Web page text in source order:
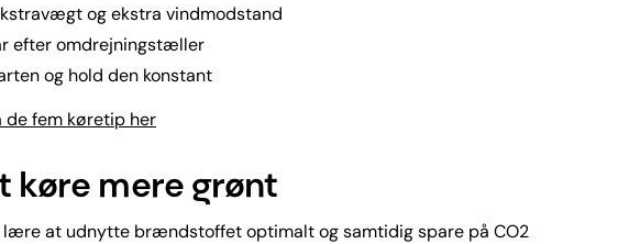
og ekstra vindmodstand
efter omdrejningstæller
og hold den konstant
de fem køretip her
køre mere grønt
lære at udnytte brændstoffet optimalt og samtidig spare på CO2